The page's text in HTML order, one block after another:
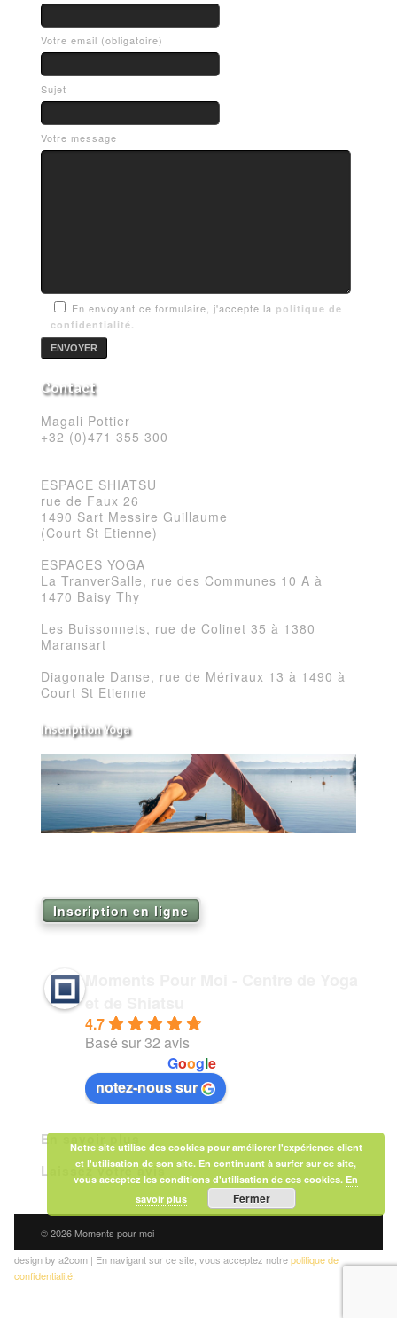
Votre email (obligatoire)
Sujet
Votre message
En envoyant ce formulaire, j'accepte la politique de
confidentialité.
Contact
Magali Pottier
+32 (0)471 355 300
ESPACE SHIATSU
rue de Faux 26
1490 Sart Messire Guillaume
(Court St Etienne)
ESPACES YOGA
La TranverSalle, rue des Communes 10 A à
1470 Baisy Thy
Les Buissonnets, rue de Colinet 35 à 1380
Maransart
Diagonale Danse, rue de Mérivaux 13 à 1490 à
Court St Etienne
Inscription Yoga
Inscription en ligne
Moments Pour Moi - Centre de Yoga
et de Shiatsu
4.7
Basé sur 32 avis
Google
notez-nous sur
En savoir plus
Laissez votre avis
© 2026 Moments pour moi
design by a2com | En navigant sur ce site, vous acceptez notrepolitique de
confidentialité.
Notre site utilise des cookies pour améliorer l'expérience client
et l'utilisation de son site. En continuant à surfer sur ce site,
vous acceptez les conditions d'utilisation de ces cookies. En
savoir plus
Fermer